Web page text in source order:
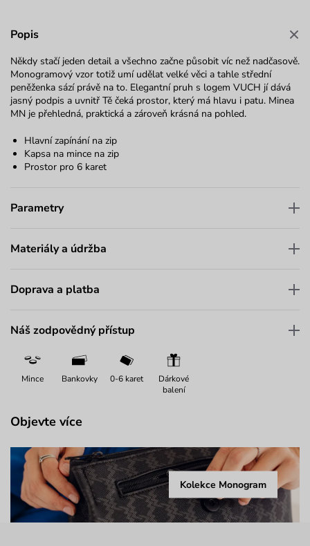
Popis
Někdy stačí jeden detail a všechno začne působit víc než nadčasově.
Monogramový vzor totiž umí udělat velké věci a tahle střední
peněženka sází právě na to. Elegantní pruh s logem VUCH jí dává
jasný podpis a uvnitř Tě čeká prostor, který má hlavu i patu. Minea
MN je přehledná, praktická a zároveň krásná na pohled.
Hlavní zapínání na zip
Kapsa na mince na zip
Prostor pro 6 karet
Parametry
Materiály a údržba
Doprava a platba
Náš zodpovědný přístup
Mince Bankovky 0-6 karet
Dárkové
balení
Objevte více
Kolekce Monogram